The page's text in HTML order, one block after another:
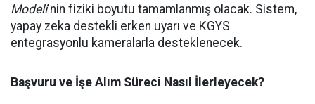
Modeli'nin fiziki boyutu tamamlanmış olacak. Sistem,
yapay zeka destekli erken uyarı ve KGYS
entegrasyonlu kameralarla desteklenecek.
Başvuru ve İşe Alım Süreci Nasıl İlerleyecek?